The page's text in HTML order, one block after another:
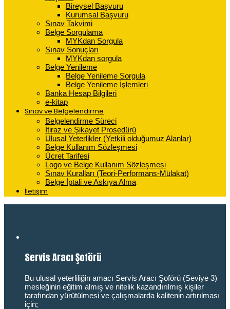
Bireysel Başvuru
Kurumsal Başvuru
Sınav Takvimi
Belge Sorgulama
MYKdan Sorgula
Sınav Sonuçları
MYKdan sorgula
Belge Yenileme
Belge Yenileme Sorgula
Belge Yenileme İşlemleri
Banka Hesap Bilgileri
e-kitap
Sınav ve Belgelendirme
Belgelendirme Süreci
İtiraz ve Şikayet Prosedürü
Ulusal Yeterlikler (Yetkili olduğumuz Alanlar)
Belge Kullanım Sözleşmesi
Ücret Tarifesi
Logo ve Belge Kullanım Sözleşmesi
Sınav Kuralları (Teori-Performans-Mülakat)
Belge İptali ve Askıya Alma
İletişim
Servis Aracı Şoförü
Bu ulusal yeterliliğin amacı Servis Aracı Şoförü (Seviye 3)
mesleğinin eğitim almış ve nitelik kazandırılmış kişiler
tarafından yürütülmesi ve çalışmalarda kalitenin artırılması
için;